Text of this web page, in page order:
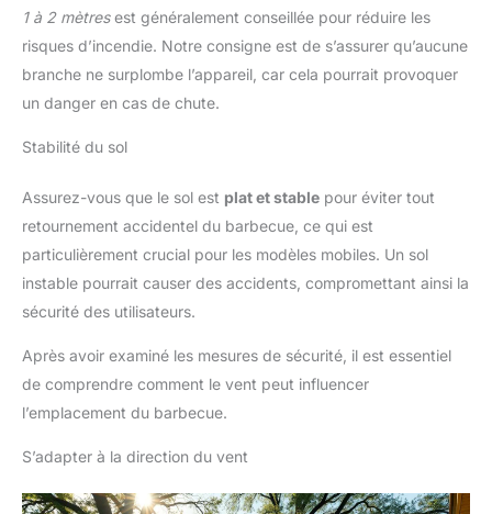
1 à 2 mètresest généralement conseillée pour réduire les
risques d’incendie. Notre consigne est de s’assurer qu’aucune
branche ne surplombe l’appareil, car cela pourrait provoquer
un danger en cas de chute.
Stabilité du sol
Assurez-vous que le sol est plat et stable pour éviter tout
retournement accidentel du barbecue, ce qui est
particulièrement crucial pour les modèles mobiles. Un sol
instable pourrait causer des accidents, compromettant ainsi la
sécurité des utilisateurs.
Après avoir examiné les mesures de sécurité, il est essentiel
de comprendre comment le vent peut influencer
l’emplacement du barbecue.
S’adapter à la direction du vent